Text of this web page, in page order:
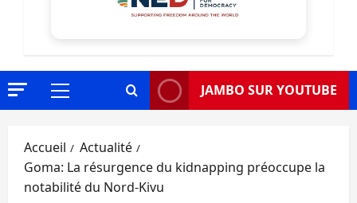
Menu
JAMBO SUR YOUTUBE
Accueil
Actualité
Goma: La résurgence du kidnapping préoccupe la
notabilité du Nord-Kivu